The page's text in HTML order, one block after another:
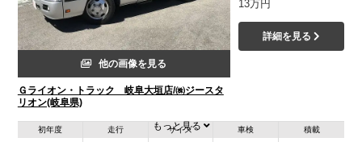
他の画像を見る
Ｇライオン・トラック 岐阜大垣店/㈱ジースタ
リオン(岐阜県)
13万円
詳細を見る
初年度 走行 サイズ 車検 積載
もっと見る